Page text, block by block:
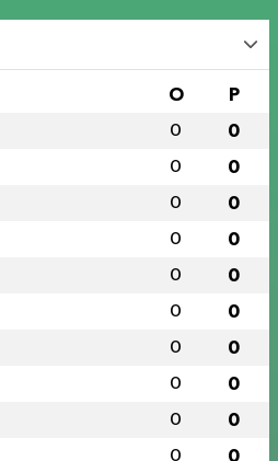
O P
0 0
0 0
0 0
0 0
0 0
0 0
0 0
0 0
0 0
0 0